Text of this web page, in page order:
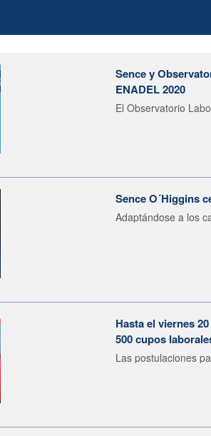
Sence y
ENADEL 2020
El Observatorio
Sence O´Higgins
Adaptándose a los
Hasta el viernes
500 cupos
Las postulaciones